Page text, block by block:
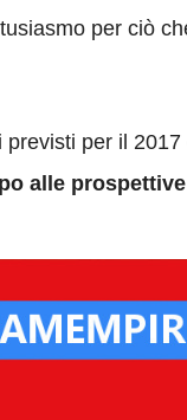
per ciò
per il
alle